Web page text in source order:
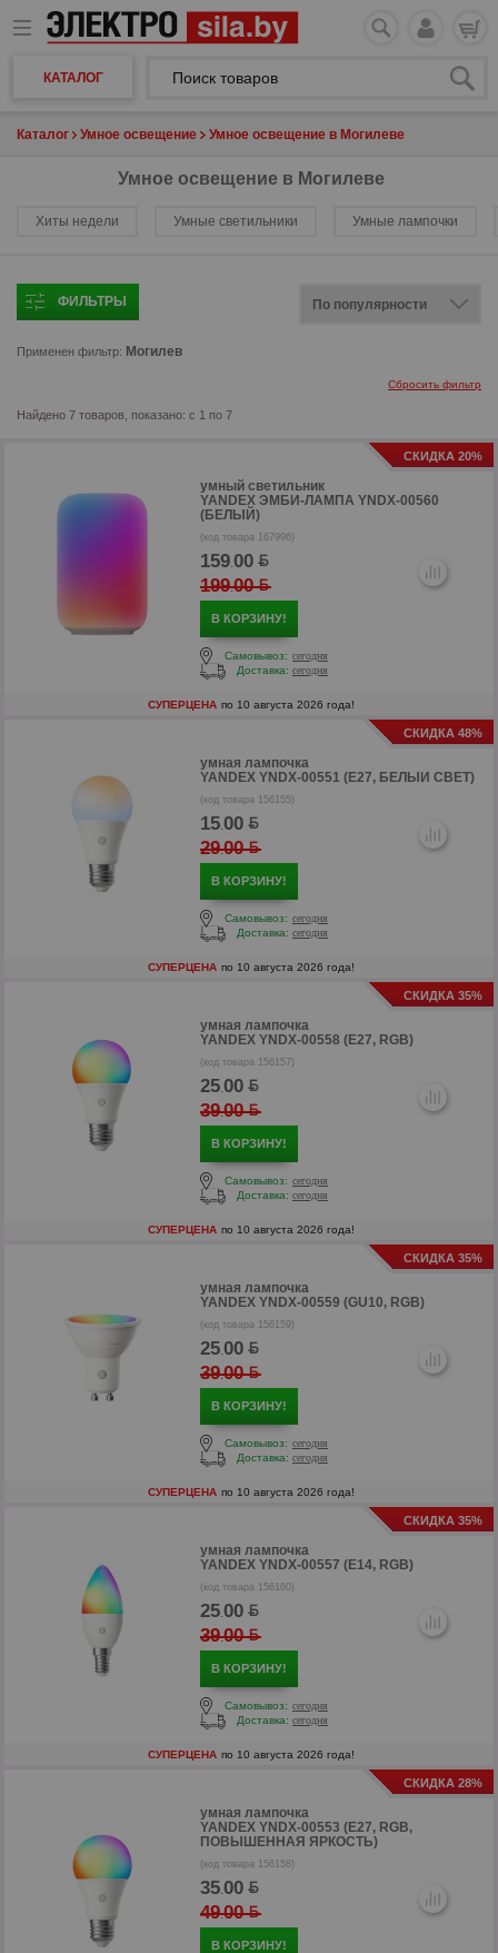
КАТАЛОГ
Каталог Умное освещение Умное освещение в Могилеве
Умное освещение в Могилеве
Хиты недели Умные светильники Умные лампочки
ФИЛЬТРЫ
Применен фильтр: Могилев
Сбросить фильтр
Найдено 7 товаров, показано: с 1 по 7
СКИДКА 20%
умный светильник
YANDEX ЭМБИ-ЛАМПА YNDX-00560
(БЕЛЫЙ)
(код товара 167996)
159.00
199.00
В КОРЗИНУ!
Самовывоз: сегодня
Доставка: сегодня
СУПЕРЦЕНА по 10 августа 2026 года!
СКИДКА 48%
умная лампочка
YANDEX YNDX-00551 (E27, БЕЛЫЙ СВЕТ)
(код товара 156155)
15.00
29.00
р
В КОРЗИНУ!
Самовывоз: сегодня
Доставка: сегодня
СУПЕРЦЕНА по 10 августа 2026 года!
СКИДКА 35%
умная лампочка
YANDEX YNDX-00558 (E27, RGB)
(код товара 156157)
25.00
39.00
В КОРЗИНУ!
Самовывоз: сегодня
Доставка: сегодня
СУПЕРЦЕНА по 10 августа 2026 года!
СКИДКА 35%
умная лампочка
YANDEX YNDX-00559 (GU10, RGB)
(код товара 156159)
25.00
39.00
В КОРЗИНУ!
Самовывоз: сегодня
Доставка: сегодня
СУПЕРЦЕНА по 10 августа 2026 года!
СКИДКА 35%
умная лампочка
YANDEX YNDX-00557 (E14, RGB)
(код товара 156160)
25.00
39.00
В КОРЗИНУ!
Самовывоз: сегодня
Доставка: сегодня
СУПЕРЦЕНА по 10 августа 2026 года!
СКИДКА 28%
умная лампочка
YANDEX YNDX-00553 (E27, RGB,
ПОВЫШЕННАЯ ЯРКОСТЬ)
(код товара 156158)
35.00
49.00
В КОРЗИНУ!